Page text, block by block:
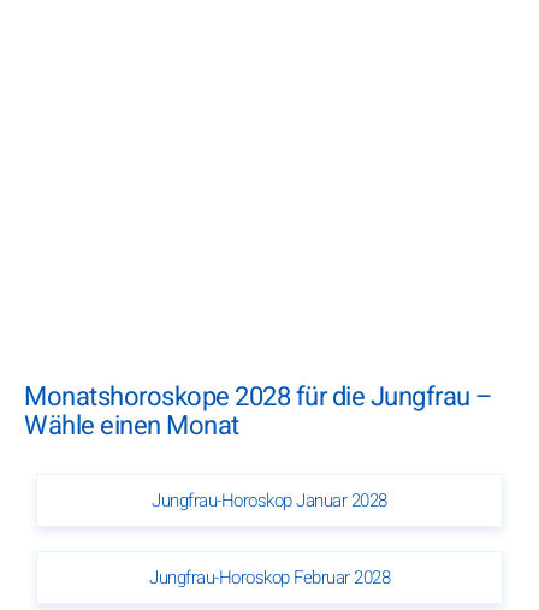
Monatshoroskope 2028 für die Jungfrau –
Wähle einen Monat
Jungfrau-Horoskop Januar 2028
Jungfrau-Horoskop Februar 2028